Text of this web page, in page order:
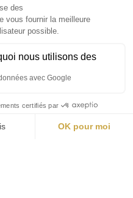
presenti al momento
non preoccupatevi. Il
riprogrammare la
di ritirare il pacco presso
ritiro vicino a voi. Inoltre,